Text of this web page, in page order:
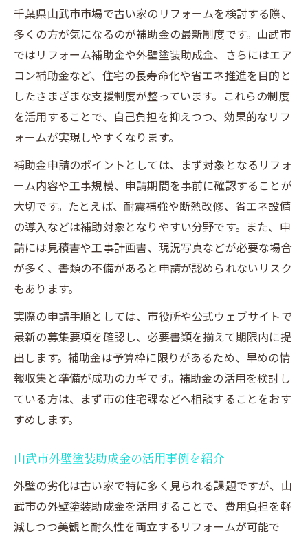
千葉県山武市市場で古い家のリフォームを検討する際、
多くの方が気になるのが補助金の最新制度です。山武市
ではリフォーム補助金や外壁塗装助成金、さらにはエア
コン補助金など、住宅の長寿命化や省エネ推進を目的と
したさまざまな支援制度が整っています。これらの制度
を活用することで、自己負担を抑えつつ、効果的なリフ
ォームが実現しやすくなります。
補助金申請のポイントとしては、まず対象となるリフォ
ーム内容や工事規模、申請期間を事前に確認することが
大切です。たとえば、耐震補強や断熱改修、省エネ設備
の導入などは補助対象となりやすい分野です。また、申
請には見積書や工事計画書、現況写真などが必要な場合
が多く、書類の不備があると申請が認められないリスク
もあります。
実際の申請手順としては、市役所や公式ウェブサイトで
最新の募集要項を確認し、必要書類を揃えて期限内に提
出します。補助金は予算枠に限りがあるため、早めの情
報収集と準備が成功のカギです。補助金の活用を検討し
ている方は、まず市の住宅課などへ相談することをおす
すめします。
山武市外壁塗装助成金の活用事例を紹介
外壁の劣化は古い家で特に多く見られる課題ですが、山
武市の外壁塗装助成金を活用することで、費用負担を軽
減しつつ美観と耐久性を両立するリフォームが可能で